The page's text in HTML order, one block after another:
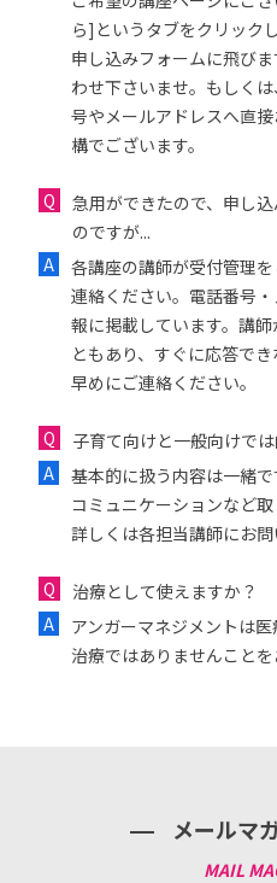
ら]というタブをクリック
申し込みフォームに飛び
わせ下さいませ。もしく
号やメールアドレスへ直
構でございます。
急用ができたので、申し
のですが...
各講座の講師が受付管理
連絡ください。電話番号
報に掲載しています。講
ともあり、すぐに応答で
早めにご連絡ください。
子育て向けと一般向けで
基本的に扱う内容は一緒
コミュニケーションなど取
詳しくは各担当講師にお問
治療として使えますか？
アンガーマネジメントは医
治療ではありませんことを
メールマ